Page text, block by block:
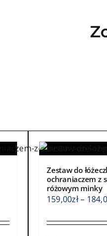
Zestaw do
ochraniaczem z
różowym minky
159,00zł–